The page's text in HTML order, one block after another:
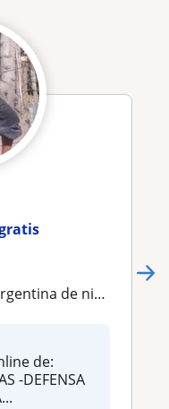
MMA y Defensa personal
de:
-DEFENSA